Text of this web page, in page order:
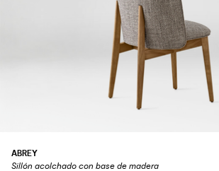
ABREY
Sillón acolchado con base de madera